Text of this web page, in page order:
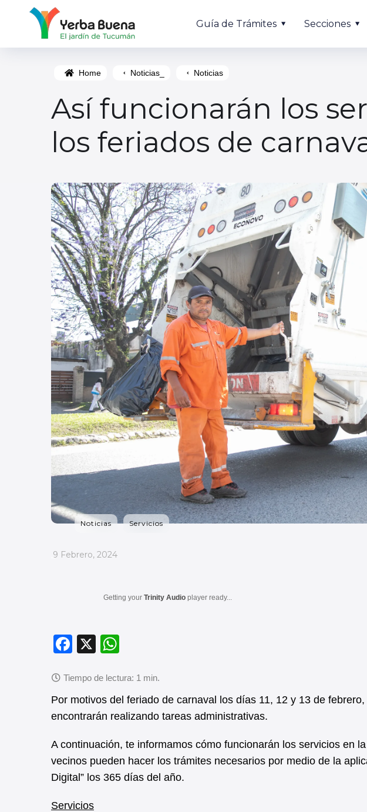
Guía de Trámites Secciones
Home Noticias_ Noticias
Así funcionarán los
los feriados de
Noticias Servicios
_
9 Febrero, 2024
Getting your Trinity Audio player ready...
F
c
e
b
o
o
k
X
at
s
A
p
p
Por motivos del feriado de carnaval los días 11, 12 y 13 de
encontrarán realizando tareas administrativas.
A continuación, te informamos cómo funcionarán los servicios en
vecinos pueden hacer los trámites necesarios por medio de la
Digital” los 365 días del año.
Servicios